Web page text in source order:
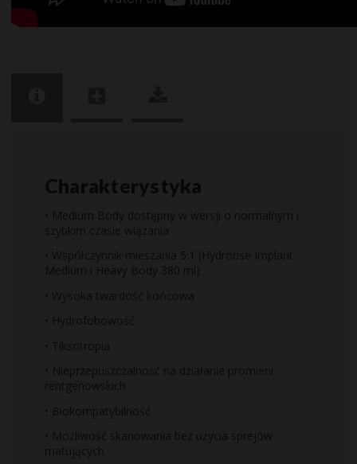
Charakterystyka
• Medium Body dostępny w wersji o normalnym i
szybkim czasie wiązania
• Współczynnik mieszania 5:1 (Hydrorise Implant
Medium i Heavy Body 380 ml)
• Wysoka twardość końcowa
• Hydrofobowość
• Tiksotropia
• Nieprzepuszczalność na działanie promieni
rentgenowskich
• Biokompatybilność
• Możliwość skanowania bez użycia sprejów
matujących